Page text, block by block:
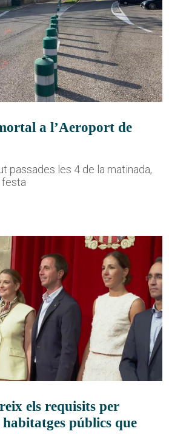
a l’Aeroport de
passades les 4 de la matinada,
festa
els requisits per
públics que